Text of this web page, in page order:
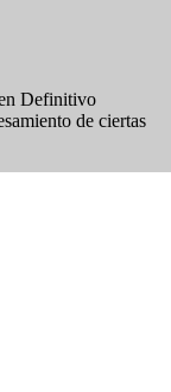
Definitivo
de ciertas